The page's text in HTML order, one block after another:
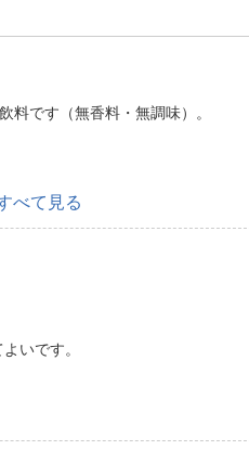
料です（無香料・無調味）。
べて見る
いです。